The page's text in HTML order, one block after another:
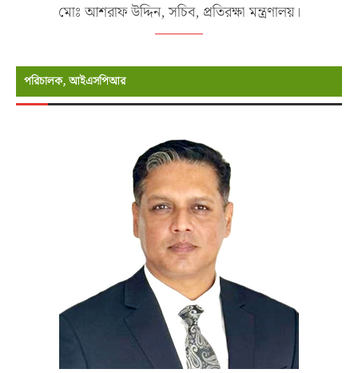
মোঃ আশরাফ উদ্দিন, সচিব, প্রতিরক্ষা মন্ত্রণালয়।
পরিচালক, আইএসপিআর